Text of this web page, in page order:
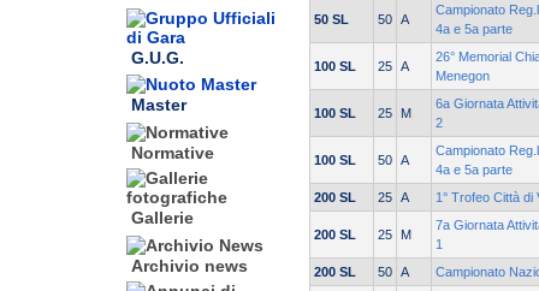
G.U.G.
Master
Normative
Gallerie
Archivio news
50 SL 50 A
Campionato
4a e 5a parte
100 SL 25 A
26° Memorial
Menegon
100 SL 25 M
6a Giornata
2
100 SL 50 A
Campionato
4a e 5a parte
200 SL
25 A 1° Trofeo Città di
200 SL 25 M
7a Giornata
1
200 SL
50 A Campionato